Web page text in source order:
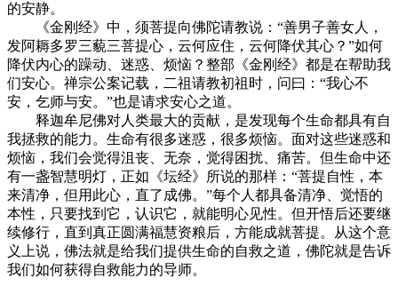
的安静。
《金刚经》中，须菩提向佛陀请教说：“善男子善女人，
发阿耨多罗三藐三菩提心，云何应住，云何降伏其心？”如何
降伏内心的躁动、迷惑、烦恼？整部《金刚经》都是在帮助我
们安心。禅宗公案记载，二祖请教初祖时，问曰：“我心不
安，乞师与安。”也是请求安心之道。
释迦牟尼佛对人类最大的贡献，是发现每个生命都具有自
我拯救的能力。生命有很多迷惑，很多烦恼。面对这些迷惑和
烦恼，我们会觉得沮丧、无奈，觉得困扰、痛苦。但生命中还
有一盏智慧明灯，正如《坛经》所说的那样：“菩提自性，本
来清净，但用此心，直了成佛。”每个人都具备清净、觉悟的
本性，只要找到它，认识它，就能明心见性。但开悟后还要继
续修行，直到真正圆满福慧资粮后，方能成就菩提。从这个意
义上说，佛法就是给我们提供生命的自救之道，佛陀就是告诉
我们如何获得自救能力的导师。